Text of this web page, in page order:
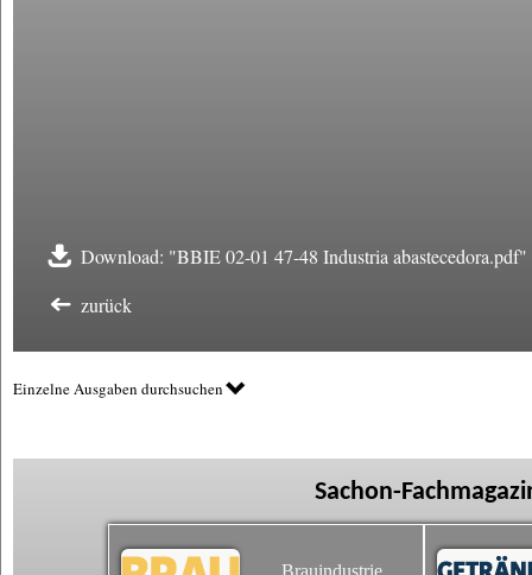
Download: "BBIE 02-01 47-48 Industria abastecedora.pdf"
zurück
Einzelne Ausgaben durchsuchen
Sachon-
Brauindustrie